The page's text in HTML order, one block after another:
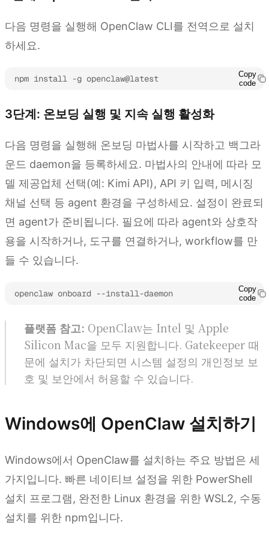
다음 명령을 실행해 OpenClaw CLI를 전역으로 설치
하세요.
npm install -g openclaw@latest
Copy
code
3단계: 온보딩 실행 및 지속 실행 활성화
다음 명령을 실행해 온보딩 마법사를 시작하고 백그라
운드 daemon을 등록하세요. 마법사의 안내에 따라 모
델 제공업체 선택(예: Kimi API), API 키 입력, 메시징
채널 선택 등 agent 환경을 구성하세요. 설정이 완료되
면 agent가 준비됩니다. 필요에 따라 agent와 상호작
용을 시작하거나, 도구를 연결하거나, workflow를 만
들 수 있습니다.
openclaw onboard --install-daemon
Copy
code
플랫폼 참고: OpenClaw는 Intel 및 Apple
Silicon Mac을 모두 지원합니다. Gatekeeper 때
문에 설치가 차단되면 시스템 설정의 개인정보 보
호 및 보안에서 허용할 수 있습니다.
Windows에 OpenClaw 설치하기
Windows에서 OpenClaw를 설치하는 주요 방법은 세
가지입니다. 빠른 네이티브 설정을 위한 PowerShell
설치 프로그램, 완전한 Linux 환경을 위한 WSL2, 수동
설치를 위한 npm입니다.